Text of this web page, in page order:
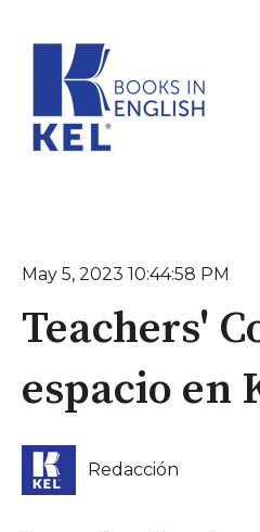
May 5, 2023 10:44:58 PM
Teachers'
espacio en
Redacción